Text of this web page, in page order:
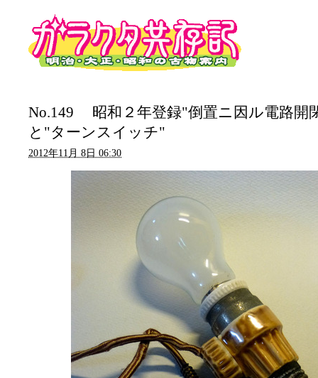
No.149 昭和２年登録"倒置ニ因ル電路開
と"ターンスイッチ"
2012年11月 8日 06:30